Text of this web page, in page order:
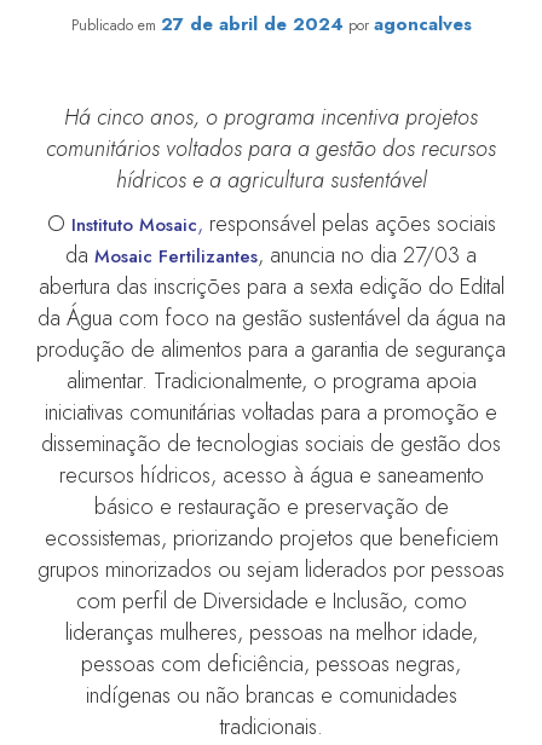
Publicado em 27 de abril de 2024 por agoncalves
Há cinco anos, o programa incentiva projetos
comunitários voltados para a gestão dos recursos
hídricos e a agricultura sustentável
O Instituto Mosaic, responsável pelas ações sociais
da Mosaic Fertilizantes, anuncia no dia 27/03 a
abertura das inscrições para a sexta edição do Edital
da Água com foco na gestão sustentável da água na
produção de alimentos para a garantia de segurança
alimentar. Tradicionalmente, o programa apoia
iniciativas comunitárias voltadas para a promoção e
disseminação de tecnologias sociais de gestão dos
recursos hídricos, acesso à água e saneamento
básico e restauração e preservação de
ecossistemas, priorizando projetos que beneficiem
grupos minorizados ou sejam liderados por pessoas
com perfil de Diversidade e Inclusão, como
lideranças mulheres, pessoas na melhor idade,
pessoas com deficiência, pessoas negras,
indígenas ou não brancas e comunidades
tradicionais.